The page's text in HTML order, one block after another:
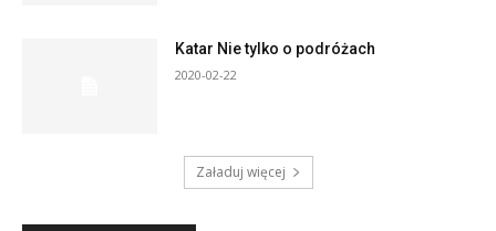
Katar Nie tylko o podróżach
2020-02-22
Załaduj więcej